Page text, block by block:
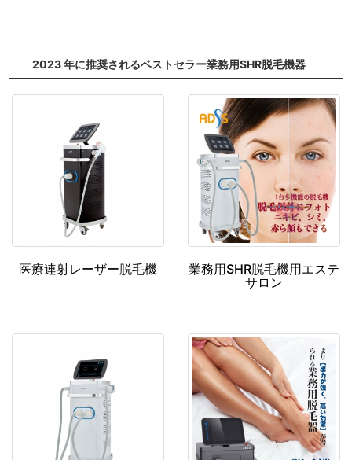
2023 年に推奨されるベストセラー業務用SHR脱毛機器
医療連射レーザー脱毛機
業務用SHR脱毛機用エステ
サロン